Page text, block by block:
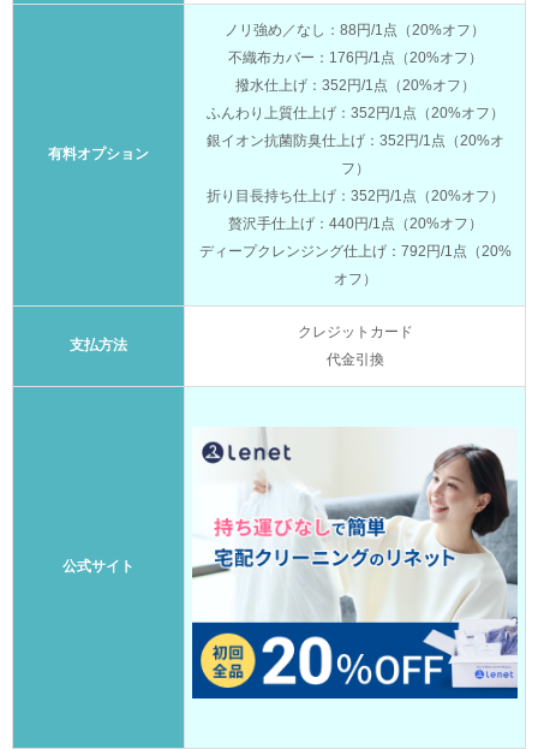
有料オプション
ノリ強め／なし：88円/1点（20%オフ）
不織布カバー：176円/1点（20%オフ）
撥水仕上げ：352円/1点（20%オフ）
ふんわり上質仕上げ：352円/1点（20%オフ）
銀イオン抗菌防臭仕上げ：352円/1点（20%オ
フ）
折り目長持ち仕上げ：352円/1点（20%オフ）
贅沢手仕上げ：440円/1点（20%オフ）
ディープクレンジング仕上げ：792円/1点（20%
オフ）
支払方法
クレジットカード
代金引換
公式サイト